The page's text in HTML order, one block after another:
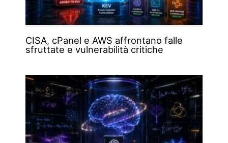
CISA, cPanel e AWS affrontano falle
sfruttate e vulnerabilità critiche